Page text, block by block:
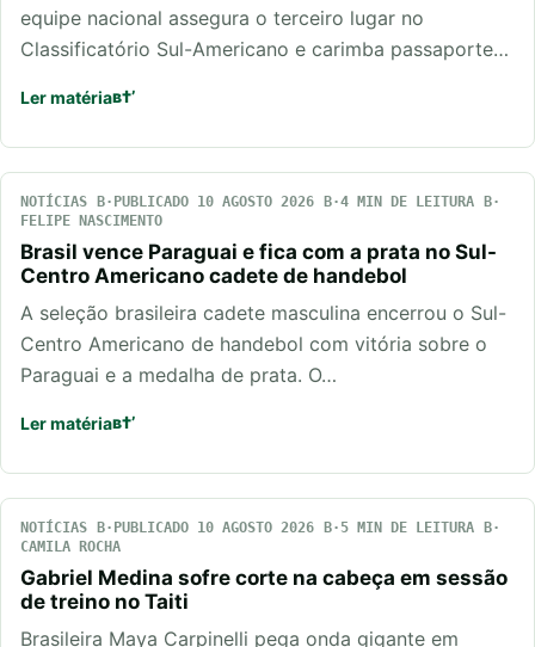
equipe nacional assegura o terceiro lugar no
Classificatório Sul-Americano e carimba passaporte…
Ler matéria
NOTÍCIAS PUBLICADO 10 AGOSTO 2026
4 MIN DE LEITURA
FELIPE NASCIMENTO
Brasil vence Paraguai e fica com a prata no Sul-
Centro Americano cadete de handebol
A seleção brasileira cadete masculina encerrou o Sul-
Centro Americano de handebol com vitória sobre o
Paraguai e a medalha de prata. O…
Ler matéria
NOTÍCIAS PUBLICADO 10 AGOSTO 2026
5 MIN DE LEITURA
CAMILA ROCHA
Gabriel Medina sofre corte na cabeça em sessão
de treino no Taiti
Brasileira Maya Carpinelli pega onda gigante em